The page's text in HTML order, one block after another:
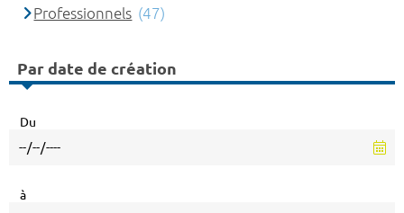
Professionnels (47)
Par date de création
Du
à